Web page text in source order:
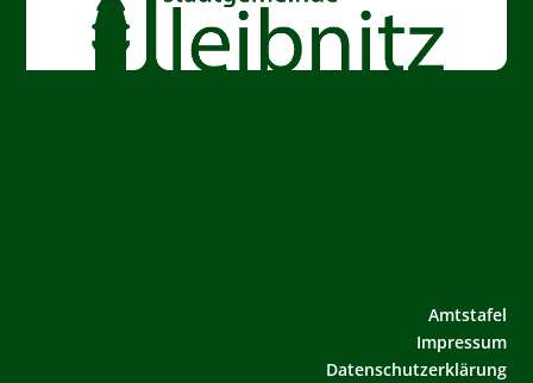
Amtstafel
Impressum
Datenschutzerklärung